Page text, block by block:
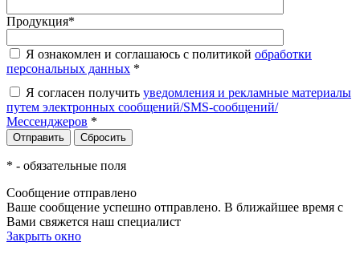
Продукция*
Я ознакомлен и соглашаюсь с политикой обработки
персональных данных *
Я согласен получить уведомления и рекламные материалы
путем электронных сообщений/SMS-сообщений/
Мессенджеров *
* - обязательные поля
Сообщение отправлено
Ваше сообщение успешно отправлено. В ближайшее время с
Вами свяжется наш специалист
Закрыть окно